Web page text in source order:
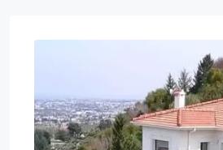
18
Ağu
Çar
19
Ağu